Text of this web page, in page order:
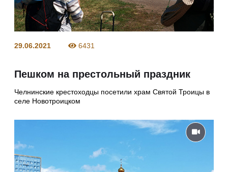
29.06.2021 6431
Пешком на престольный праздник
Челнинские крестоходцы посетили храм Святой Троицы в
селе Новотроицком